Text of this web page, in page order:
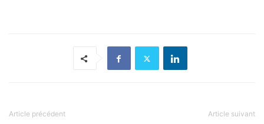
Article précédent Article suivant